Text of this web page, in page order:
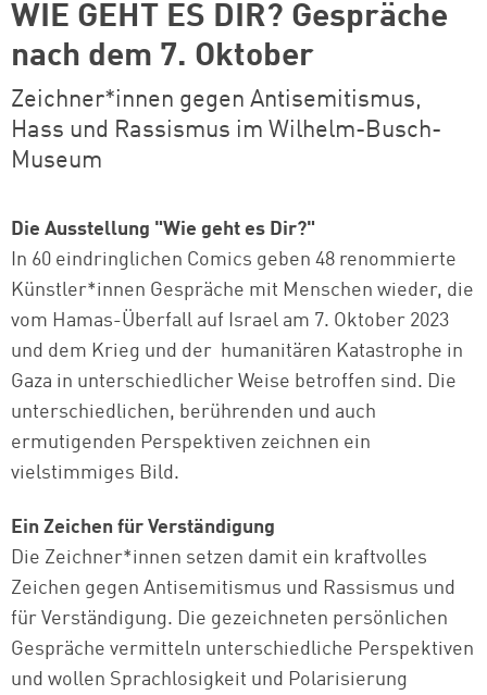
WIE GEHT ES DIR? Gespräche
nach dem 7. Oktober
Zeichner*innen gegen Antisemitismus,
Hass und Rassismus im Wilhelm-Busch-
Museum
Die Ausstellung "Wie geht es Dir?"
In 60 eindringlichen Comics geben 48 renommierte
Künstler*innen Gespräche mit Menschen wieder, die
vom Hamas-Überfall auf Israel am 7. Oktober 2023
und dem Krieg und der
humanitären Katastrophe in
Gaza in unterschiedlicher Weise betroffen sind. Die
unterschiedlichen, berührenden und auch
ermutigenden Perspektiven zeichnen ein
vielstimmiges Bild.
Ein Zeichen für Verständigung
Die Zeichner*innen setzen damit ein kraftvolles
Zeichen gegen Antisemitismus und Rassismus und
für Verständigung. Die gezeichneten persönlichen
Gespräche vermitteln unterschiedliche Perspektiven
und wollen Sprachlosigkeit und Polarisierung